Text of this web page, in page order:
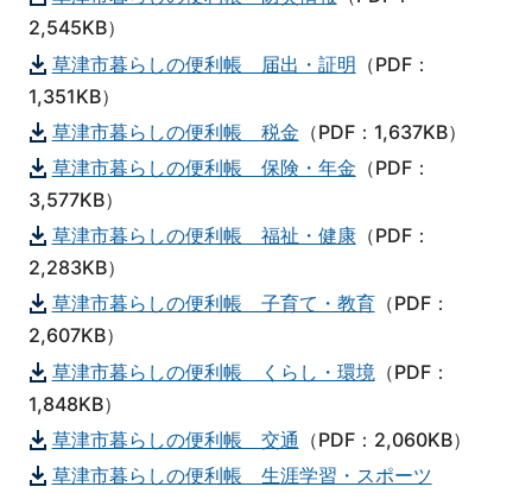
2,545KB）
草津市暮らしの便利帳 届出・証明 （PDF：
1,351KB）
草津市暮らしの便利帳 税金 （PDF：1,637KB）
草津市暮らしの便利帳 保険・年金 （PDF：
3,577KB）
草津市暮らしの便利帳 福祉・健康（PDF：
2,283KB）
草津市暮らしの便利帳 子育て・教育（PDF：
2,607KB）
草津市暮らしの便利帳 くらし・環境 （PDF：
1,848KB）
草津市暮らしの便利帳 交通 （PDF：2,060KB）
草津市暮らしの便利帳 生涯学習・スポーツ